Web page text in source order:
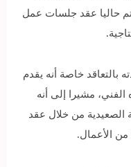
حاليا عقد جلسات عمل
خاصة أنه يقدم
مشيرا إلى أنه
الصعيدية من خلال عقد
الأعمال.